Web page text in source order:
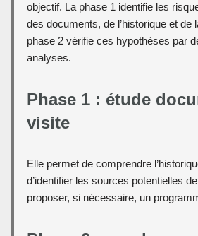
objectif. La phase 1 identifie les
des documents, de l’historique et de
phase 2 vérifie ces hypothèses par
analyses.
Phase 1 : étude
visite
Elle permet de comprendre
d’identifier les sources potentielles
proposer, si nécessaire, un